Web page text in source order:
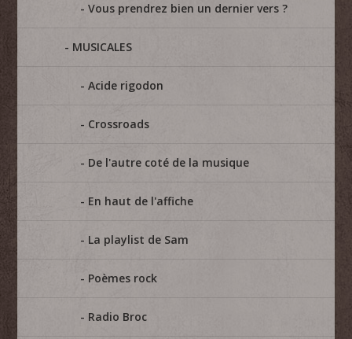
Vous prendrez bien un dernier vers ?
MUSICALES
Acide rigodon
Crossroads
De l'autre coté de la musique
En haut de l'affiche
La playlist de Sam
Poèmes rock
Radio Broc